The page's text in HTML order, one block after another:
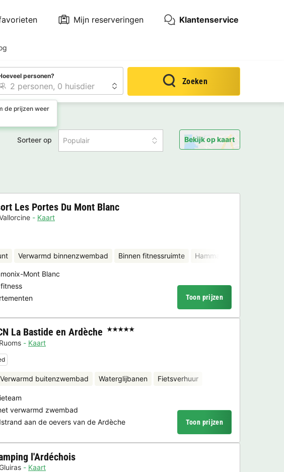
Mijn reserveringen Klantenservice
de prijzen weer
personen?
Zoeken
Sorteer op Populair Bekijk op kaart
Les Portes Du Mont Blanc
Kaart
Verwarmd binnenzwembad Binnen fitnessruimte Hammam
Mont Blanc
Toon prijzen
La Bastide en Ardèche ★★★★★
Ruoms
Kaart
Verwarmd buitenzwembad Waterglijbanen Fietsverhuur
verwarmd zwembad
aan de oevers van de Ardèche
Toon prijzen
l'Ardéchois
Gluiras Kaart